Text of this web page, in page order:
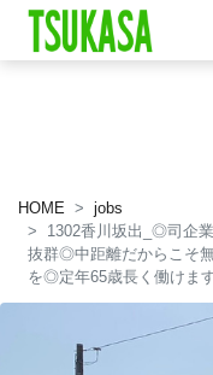
HOME
jobs
1302香川坂出_◎司企
抜群◎中距離だからこそ
を◎定年65歳長く働けま